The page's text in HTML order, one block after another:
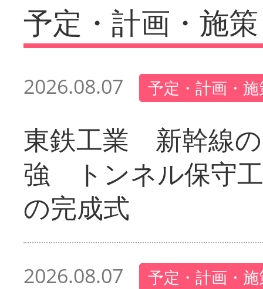
予定・計画・施策
2026.08.07 予定・計画・
東鉄工業 新幹線
強 トンネル保守
の完成式
2026.08.07 予定・計画・